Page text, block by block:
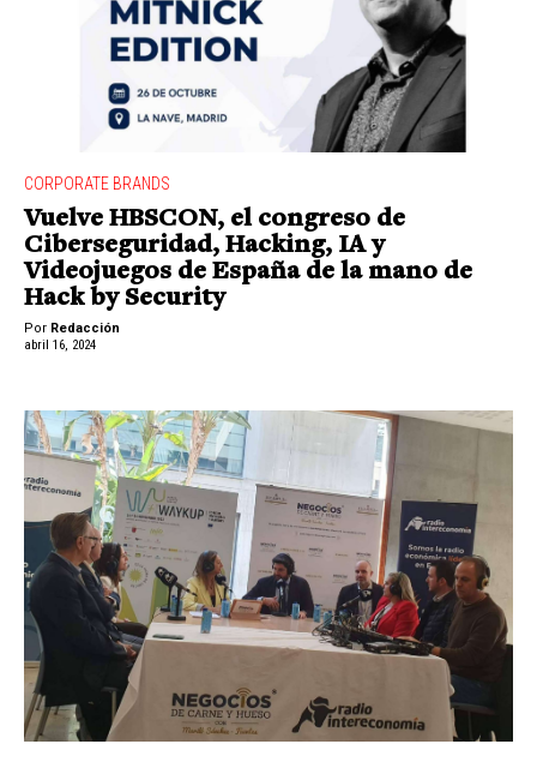
CORPORATE BRANDS
Vuelve HBSCON, el congreso de
Ciberseguridad, Hacking, IA y
Videojuegos de España de la mano de
Hack by Security
Por Redacción
abril 16, 2024